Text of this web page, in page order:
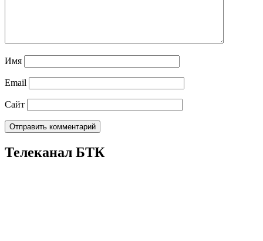
Имя
Email
Сайт
Телеканал БТК